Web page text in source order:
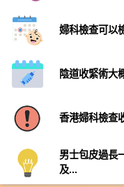
婦科檢查可以
陰道收緊術大
香港婦科檢查
男士包皮過長
及...